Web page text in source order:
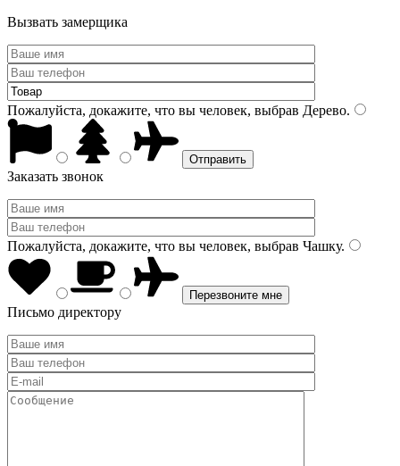
Вызвать замерщика
Пожалуйста, докажите, что вы человек, выбрав Дерево.
Заказать звонок
Пожалуйста, докажите, что вы человек, выбрав Чашку.
Письмо директору